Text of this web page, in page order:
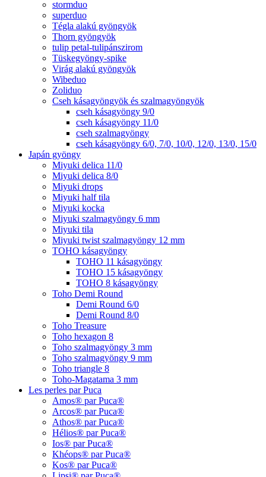
stormduo
superduo
Tégla alakú gyöngyök
Thorn gyöngyök
tulip petal-tulipánszirom
Tüskegyöngy-spike
Virág alakú gyöngyök
Wibeduo
Zoliduo
Cseh kásagyöngyök és szalmagyöngyök
cseh kásagyöngy 9/0
cseh kásagyöngy 11/0
cseh szalmagyöngy
cseh kásagyöngy 6/0, 7/0, 10/0, 12/0, 13/0, 15/0
Japán gyöngy
Miyuki delica 11/0
Miyuki delica 8/0
Miyuki drops
Miyuki half tila
Miyuki kocka
Miyuki szalmagyöngy 6 mm
Miyuki tila
Miyuki twist szalmagyöngy 12 mm
TOHO kásagyöngy
TOHO 11 kásagyöngy
TOHO 15 kásagyöngy
TOHO 8 kásagyöngy
Toho Demi Round
Demi Round 6/0
Demi Round 8/0
Toho Treasure
Toho hexagon 8
Toho szalmagyöngy 3 mm
Toho szalmagyöngy 9 mm
Toho triangle 8
Toho-Magatama 3 mm
Les perles par Puca
Amos® par Puca®
Arcos® par Puca®
Athos® par Puca®
Hélios® par Puca®
Ios® par Puca®
Khéops® par Puca®
Kos® par Puca®